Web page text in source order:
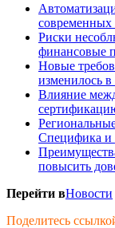
современных
Риски
финансовые
Новые
изменилось в
Влияние
Специфика и
повысить
Перейти вНовости
Поделитесь